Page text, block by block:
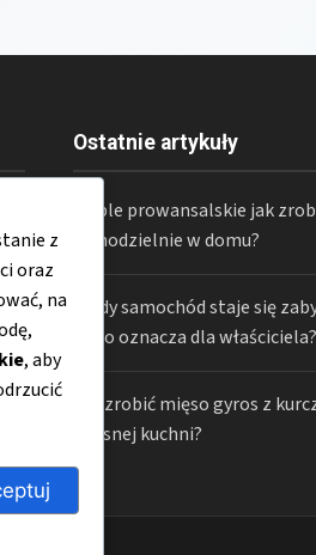
Ostatnie artykuły
Meble prowansalskie jak
samodzielnie w domu?
Kiedy samochód staje się
co to oznacza dla właściciela?
Jak zrobić mięso gyros z
własnej kuchni?
z
oraz
na
, aby